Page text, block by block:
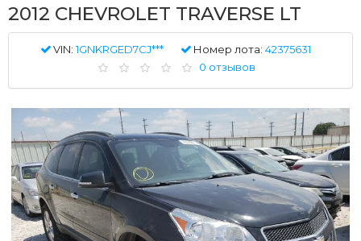
2012 CHEVROLET TRAVERSE LT
VIN:1GNKRGED7CJ*** Номер лота: 42375631
0 отзывов